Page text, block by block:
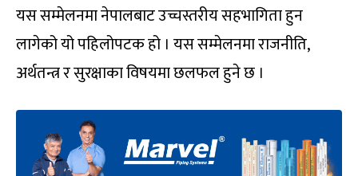
यस सम्मेलनमा नेपालबाट उच्चस्तरीय सहभागिता हुन
लागेको यो पहिलोपटक हो । यस सम्मेलनमा राजनीति,
अर्थतन्त्र र सुरक्षाका विषयमा छलफल हुने छ ।